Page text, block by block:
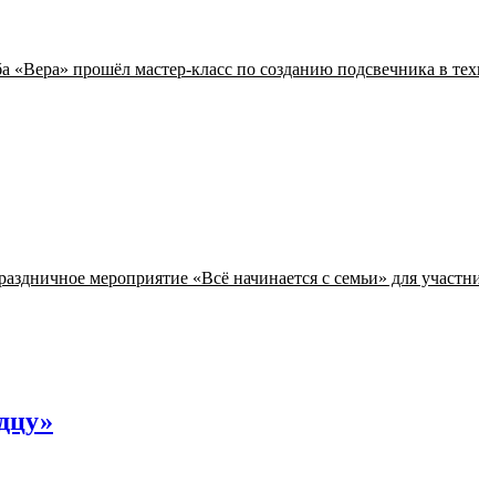
прошёл мастер-класс по созданию подсвечника в
мероприятие «Всё начинается с семьи» для